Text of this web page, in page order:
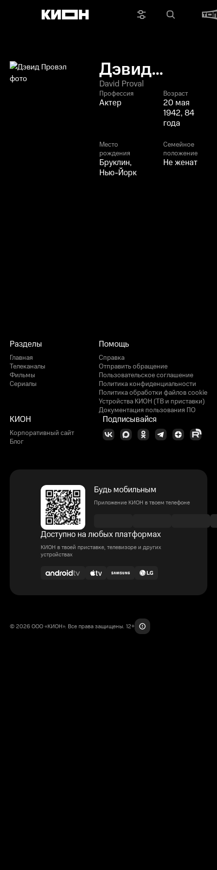
Дэвид
Провэл
David Proval
Профессия
Актер
Возраст
20 мая
1942, 84
года
Место
рождения
Бруклин,
Нью-Йорк
Семейное
положение
Не женат
Разделы
Главная
Телеканалы
Фильмы
Сериалы
Помощь
Справка
Отправить обращение
Пользовательское соглашение
Политика конфиденциальности
Политика обработки файлов cookie
Устройства КИОН (ТВ и приставки)
Документация пользования ПО
КИОН
Корпоративный сайт
Блог
Подписывайся
Будь мобильным
Приложение КИОН в твоем телефоне
Доступно на любых платформах
КИОН в твоей приставке, телевизоре и других
устройствах
© 2026 ООО «КИОН». Все права защищены. 12+